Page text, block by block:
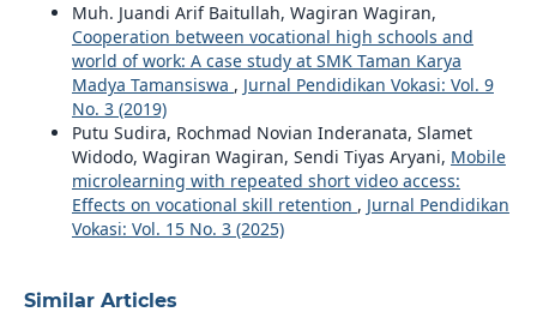
Muh. Juandi Arif Baitullah, Wagiran Wagiran,
Cooperation between vocational high schools and
world of work: A case study at SMK Taman Karya
Madya Tamansiswa , Jurnal Pendidikan Vokasi: Vol. 9
No. 3 (2019)
Putu Sudira, Rochmad Novian Inderanata, Slamet
Widodo, Wagiran Wagiran, Sendi Tiyas Aryani, Mobile
microlearning with repeated short video access:
Effects on vocational skill retention , Jurnal Pendidikan
Vokasi: Vol. 15 No. 3 (2025)
Similar Articles